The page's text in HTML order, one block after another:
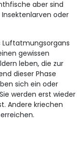
aber sind
oder
Luftatmungsorgans
gewissen
leben, die zur
dieser Phase
sich ein oder
werden erst wieder
Andere kriechen